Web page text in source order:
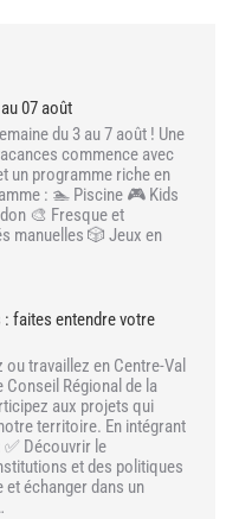
07 août
du 3 au 7 août ! Une
commence avec
un programme riche en
: 🏊 Piscine 🎮 Kids
🎨 Fresque et
manuelles 🎲 Jeux en
: faites entendre votre
travaillez en Centre-Val
Conseil Régional de la
aux projets qui
territoire. En intégrant
✅ Découvrir le
et des politiques
et échanger dans un